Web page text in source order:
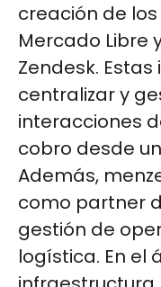
creación de
Mercado Libre
Zendesk.
centralizar y
interacciones
cobro desde
Además,
como partner
gestión de
logística. En el